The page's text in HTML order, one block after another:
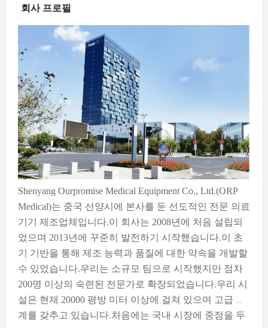
회사 프로필
Shenyang Ourpromise Medical Equipment Co., Ltd.(ORP
Medical)는 중국 선양시에 본사를 둔 선도적인 전문 의료
기기 제조업체입니다.이 회사는 2008년에 처음 설립되
었으며 2013년에 꾸준히 발전하기 시작했습니다.이 초
기 기반을 통해 제조 능력과 품질에 대한 약속을 개발할
수 있었습니다.우리는 소규모 팀으로 시작했지만 점차
200명 이상의 숙련된 전문가로 확장되었습니다.우리 시
설은 현재 20000 평방 미터 이상에 걸쳐 있으며 고급 기
계를 갖추고 있습니다.처음에는 국내 시장에 중점을 두